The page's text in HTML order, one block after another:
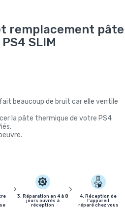
remplacement pâte
SLIM
beaucoup de bruit car elle ventile
la pâte thermique de votre PS4
3. Réparation en 4 à 8
jours ouvrés à
réception
4. Réception de
l'appareil
réparé chez vous